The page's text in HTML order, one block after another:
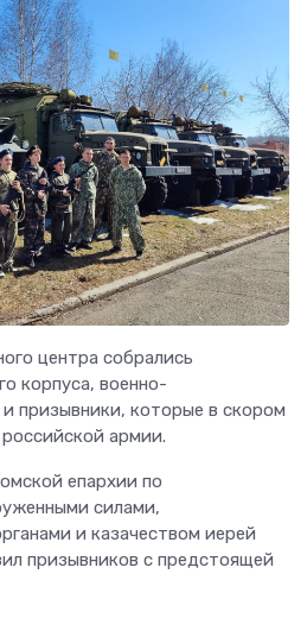
центра собрались
корпуса, военно-
призывники, которые в скором
армии.
епархии по
силами,
и казачеством иерей
призывников с предстоящей